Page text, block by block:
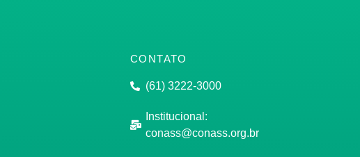
CONTATO
(61) 3222-3000
Institucional:
conass@conass.org.br